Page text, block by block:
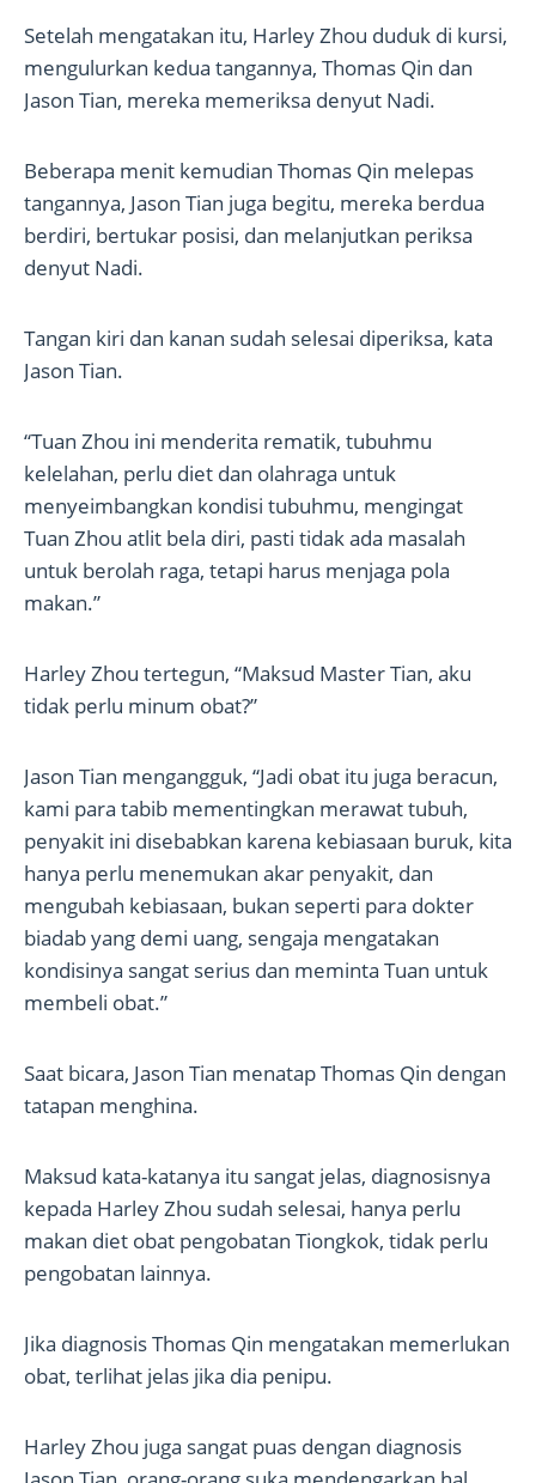
Setelah mengatakan itu, Harley Zhou duduk di kursi,
mengulurkan kedua tangannya, Thomas Qin dan
Jason Tian, mereka memeriksa denyut Nadi.
Beberapa menit kemudian Thomas Qin melepas
tangannya, Jason Tian juga begitu, mereka berdua
berdiri, bertukar posisi, dan melanjutkan periksa
denyut Nadi.
Tangan kiri dan kanan sudah selesai diperiksa, kata
Jason Tian.
“Tuan Zhou ini menderita rematik, tubuhmu
kelelahan, perlu diet dan olahraga untuk
menyeimbangkan kondisi tubuhmu, mengingat
Tuan Zhou atlit bela diri, pasti tidak ada masalah
untuk berolah raga, tetapi harus menjaga pola
makan.”
Harley Zhou tertegun, “Maksud Master Tian, aku
tidak perlu minum obat?”
Jason Tian mengangguk, “Jadi obat itu juga beracun,
kami para tabib mementingkan merawat tubuh,
penyakit ini disebabkan karena kebiasaan buruk, kita
hanya perlu menemukan akar penyakit, dan
mengubah kebiasaan, bukan seperti para dokter
biadab yang demi uang, sengaja mengatakan
kondisinya sangat serius dan meminta Tuan untuk
membeli obat.”
Saat bicara, Jason Tian menatap Thomas Qin dengan
tatapan menghina.
Maksud kata-katanya itu sangat jelas, diagnosisnya
kepada Harley Zhou sudah selesai, hanya perlu
makan diet obat pengobatan Tiongkok, tidak perlu
pengobatan lainnya.
Jika diagnosis Thomas Qin mengatakan memerlukan
obat, terlihat jelas jika dia penipu.
Harley Zhou juga sangat puas dengan diagnosis